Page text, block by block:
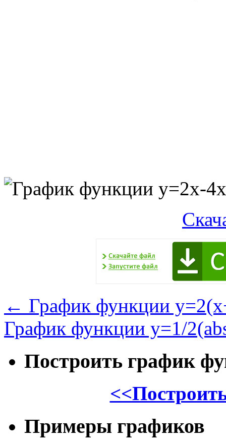
← График функции
График функции y=1/
Построить график
Примеры графиков